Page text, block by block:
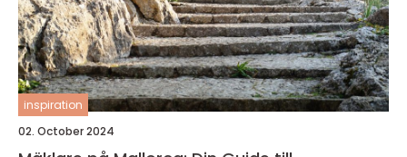
inspiration
02. October 2024